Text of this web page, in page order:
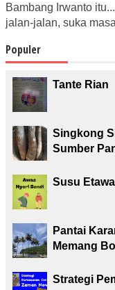
Bambang Irwanto
jalan-jalan, suka
Populer
Tante Rian
Singkong
Sumber
Susu
Pantai
Memang
Strategi